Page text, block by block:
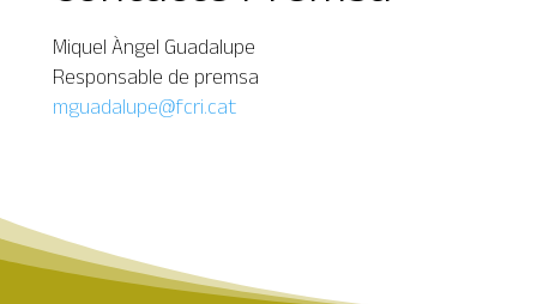
Miquel Àngel Guadalupe
Responsable de premsa
mguadalupe@fcri.cat